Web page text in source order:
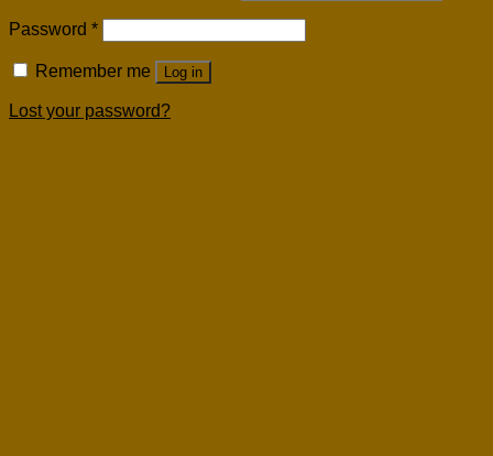
Password *
Remember me Log in
Lost your password?